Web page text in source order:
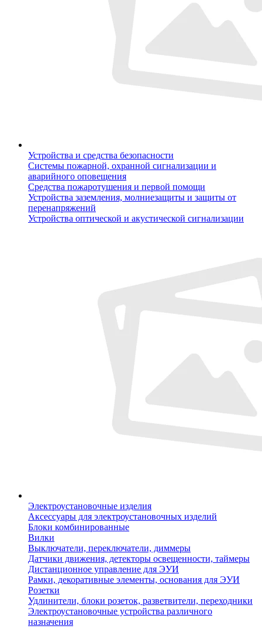
Устройства и средства безопасности
Системы пожарной, охранной сигнализации и
аварийного оповещения
Средства пожаротушения и первой помощи
Устройства заземления, молниезащиты и защиты от
перенапряжений
Устройства оптической и акустической сигнализации
Электроустановочные изделия
Аксессуары для электроустановочных изделий
Блоки комбинированные
Вилки
Выключатели, переключатели, диммеры
Датчики движения, детекторы освещенности, таймеры
Дистанционное управление для ЭУИ
Рамки, декоративные элементы, основания для ЭУИ
Розетки
Удлинители, блоки розеток, разветвители, переходники
Электроустановочные устройства различного
назначения